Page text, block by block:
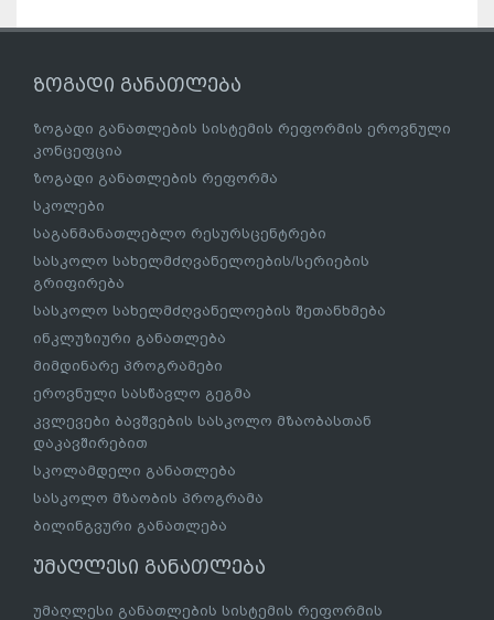
ზოგადი განათლება
ზოგადი განათლების სისტემის რეფორმის ეროვნული
კონცეფცია
ზოგადი განათლების რეფორმა
სკოლები
საგანმანათლებლო რესურსცენტრები
სასკოლო სახელმძღვანელოების/სერიების
გრიფირება
სასკოლო სახელმძღვანელოების შეთანხმება
ინკლუზიური განათლება
მიმდინარე პროგრამები
ეროვნული სასწავლო გეგმა
კვლევები ბავშვების სასკოლო მზაობასთან
დაკავშირებით
სკოლამდელი განათლება
სასკოლო მზაობის პროგრამა
ბილინგვური განათლება
უმაღლესი განათლება
უმაღლესი განათლების სისტემის რეფორმის